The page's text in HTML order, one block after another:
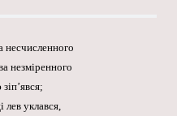
несчисленного
незміренного
лев уклався,